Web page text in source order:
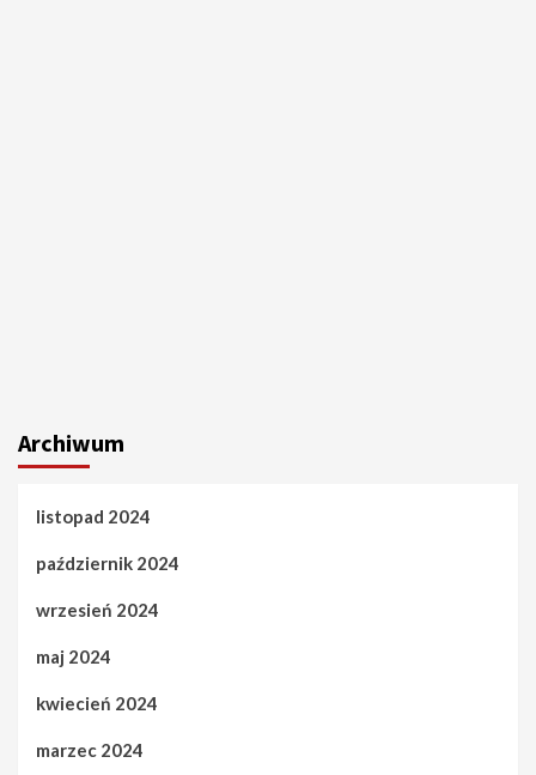
Archiwum
listopad 2024
październik 2024
wrzesień 2024
maj 2024
kwiecień 2024
marzec 2024